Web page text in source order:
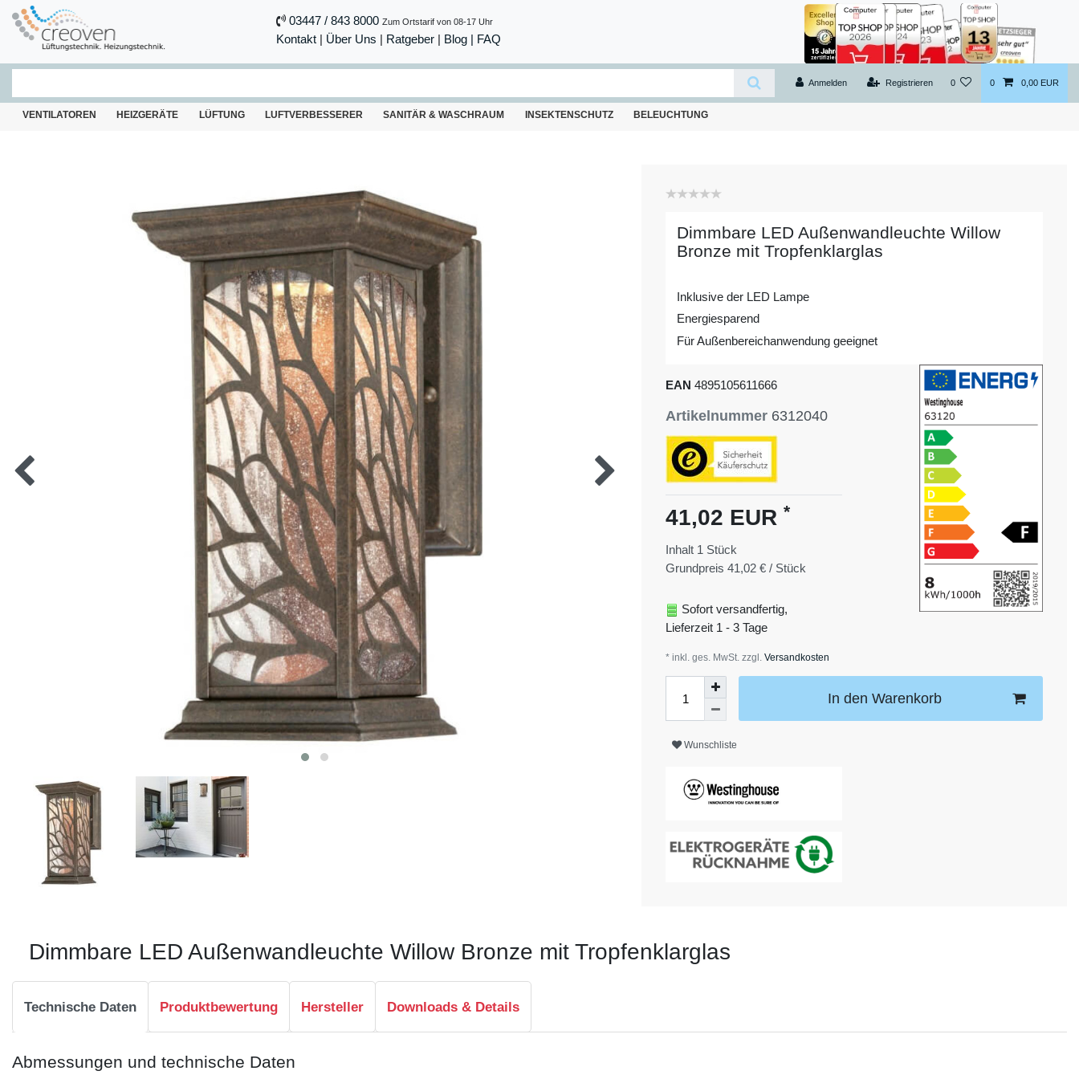
03447 / 843 8000 Zum Ortstarif von 08-17 Uhr
Kontakt| Über Uns | Ratgeber| Blog | FAQ
Anmelden Registrieren 0 0 0,00 EUR
VENTILATOREN HEIZGERÄTE LÜFTUNG LUFTVERBESSERER SANITÄR & WASCHRAUM INSEKTENSCHUTZ BELEUCHTUNG
Dimmbare LED Außenwandleuchte Willow
Bronze mit Tropfenklarglas
Inklusive der LED Lampe
Energiesparend
Für Außenbereichanwendung geeignet
EAN 4895105611666
Artikelnummer 6312040
41,02 EUR *
Inhalt 1 Stück
Grundpreis 41,02 € / Stück
Sofort versandfertig,
Lieferzeit 1 - 3 Tage
* inkl. ges. MwSt. zzgl. Versandkosten
In den Warenkorb
Wunschliste
Dimmbare LED Außenwandleuchte Willow Bronze mit Tropfenklarglas
Technische Daten Produktbewertung Hersteller Downloads & Details
Abmessungen und technische Daten